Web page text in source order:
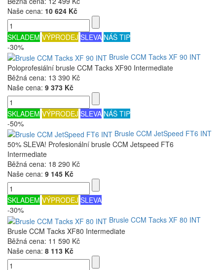
Naše cena: 10 624 Kč
SKLADEM VÝPRODEJ SLEVA NÁŠ TIP
-30%
Brusle CCM Tacks XF 90 INT
Poloprofesiální brusle CCM Tacks XF90 Intermediate
Běžná cena: 13 390 Kč
Naše cena: 9 373 Kč
SKLADEM VÝPRODEJ SLEVA NÁŠ TIP
-50%
Brusle CCM JetSpeed FT6 INT
50% SLEVA! Profesionální brusle CCM Jetspeed FT6
Intermediate
Běžná cena: 18 290 Kč
Naše cena: 9 145 Kč
SKLADEM VÝPRODEJ SLEVA
-30%
Brusle CCM Tacks XF 80 INT
Brusle CCM Tacks XF80 Intermediate
Běžná cena: 11 590 Kč
Naše cena: 8 113 Kč